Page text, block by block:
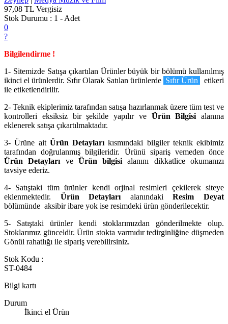
97,08 TL Vergisiz
Stok Durumu : 1 - Adet
0
?
Bilgilendirme !
1- Sitemizde Satışa çıkartılan Ürünler büyük bir bölümü kullanılmış
ikinci el ürünlerdir. Sıfır Olarak Satılan ürünlerde Sıfır Ürün
etikeri
ile etiketlendirilir.
2- Teknik ekiplerimiz tarafından satışa hazırlanmak üzere tüm test ve
kontrolleri eksiksiz bir şekilde yapılır ve Ürün Bilgisi alanına
eklenerek satışa çıkartılmaktadır.
3- Ürüne ait Ürün Detayları kısmındaki bilgiler teknik ekibimiz
tarafından doğrulanmış bilgileridir. Ürünü sipariş vemeden önce
Ürün Detayları ve Ürün bilgisi alanını dikkatlice okumanızı
tavsiye ederiz.
4- Satıştaki tüm ürünler kendi orjinal resimleri çekilerek siteye
eklenmektedir. Ürün Detayları alanındakiResim Deyat
bölümünde aksibir ibare yok ise resimdeki ürün gönderilecektir.
5- Satıştaki ürünler kendi stoklarımızdan gönderilmekte olup.
Stoklarımız günceldir. Ürün stokta varmıdır tedirginliğine düşmeden
Gönül rahatlığı ile sipariş verebilirsiniz.
Stok Kodu :
ST-0484
Bilgi kartı
Durum
İkinci el Ürün